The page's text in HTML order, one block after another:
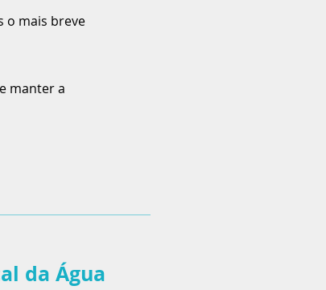
o mais breve
manter a
da Água